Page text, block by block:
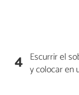
4 Escurrir el
y colocar en